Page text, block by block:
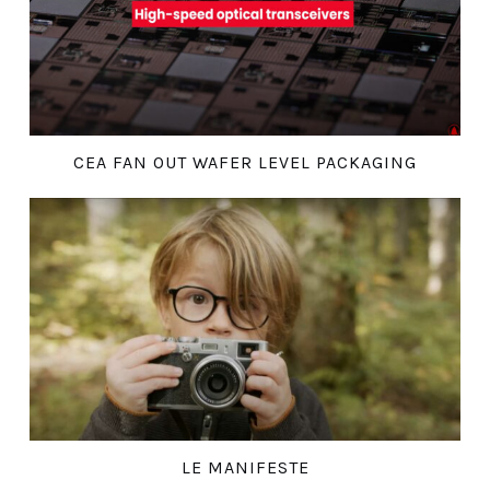
CEA FAN OUT WAFER LEVEL PACKAGING
LE MANIFESTE